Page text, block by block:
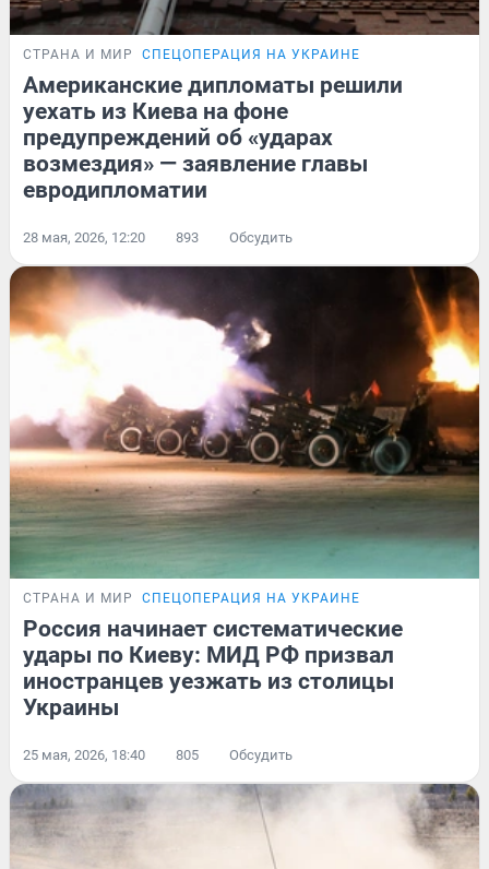
СТРАНА И МИР СПЕЦОПЕРАЦИЯ НА УКРАИНЕ
Американские дипломаты решили
уехать из Киева на фоне
предупреждений об «ударах
возмездия» — заявление главы
евродипломатии
28 мая, 2026, 12:20 893 Обсудить
СТРАНА И МИР СПЕЦОПЕРАЦИЯ НА УКРАИНЕ
Россия начинает систематические
удары по Киеву: МИД РФ призвал
иностранцев уезжать из столицы
Украины
25 мая, 2026, 18:40 805 Обсудить